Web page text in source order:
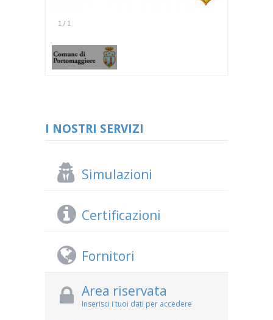
1 / 1
I NOSTRI SERVIZI
Simulazioni
Certificazioni
Fornitori
Area riservata
Inserisci i tuoi dati per accedere